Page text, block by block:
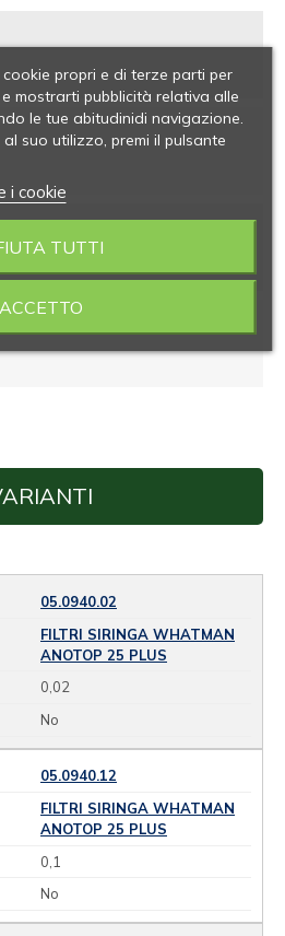
05.0940.02
FILTRI SIRINGA WHATMAN
ANOTOP 25 PLUS
0,02
No
05.0940.12
FILTRI SIRINGA WHATMAN
ANOTOP 25 PLUS
0,1
No
propri e di terze parti per
mostrarti pubblicità relativa alle
le tue abitudinidi navigazione.
suo utilizzo, premi il pulsante
i cookie
TUTTI
ACCETTO